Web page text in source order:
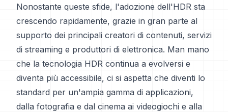
Nonostante queste sfide, l'adozione dell'HDR sta
crescendo rapidamente, grazie in gran parte al
supporto dei principali creatori di contenuti, servizi
di streaming e produttori di elettronica. Man mano
che la tecnologia HDR continua a evolversi e
diventa più accessibile, ci si aspetta che diventi lo
standard per un'ampia gamma di applicazioni,
dalla fotografia e dal cinema ai videogiochi e alla